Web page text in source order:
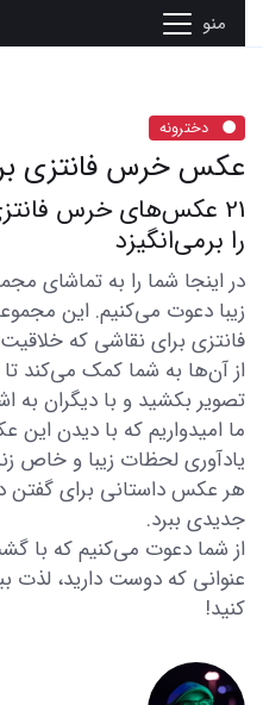
منو
دخترونه
عکس خرس فانتزی
21 عکس‌های خرس
را برمی‌انگیزد
در اینجا شما را به تماشای
فانتزی برای نقاشی که
از آن‌ها به شما کمک می‌کند
تصویر بکشید و با دیگران به
ما امیدواریم که با دیدن این
یادآوری لحظات زیبا و خاص
هر عکس داستانی برای گفتن
جدیدی ببرد.
از شما دعوت می‌کنیم که با
عنوانی که دوست دارید، لذت
کنید!